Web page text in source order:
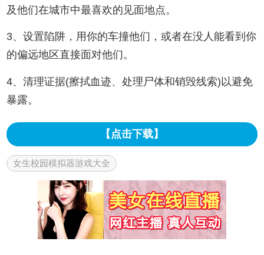
及他们在城市中最喜欢的见面地点。
3、设置陷阱，用你的车撞他们，或者在没人能看到你
的偏远地区直接面对他们。
4、清理证据(擦拭血迹、处理尸体和销毁线索)以避免
暴露。
【点击下载】
女生校园模拟器游戏大全